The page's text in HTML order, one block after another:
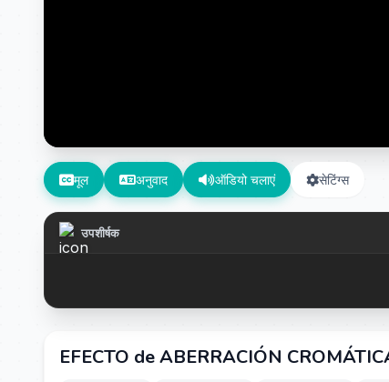
मूल अनुवाद ऑडियो चलाएं सेटिंग्स
उपशीर्षक
EFECTO de ABERRACIÓN